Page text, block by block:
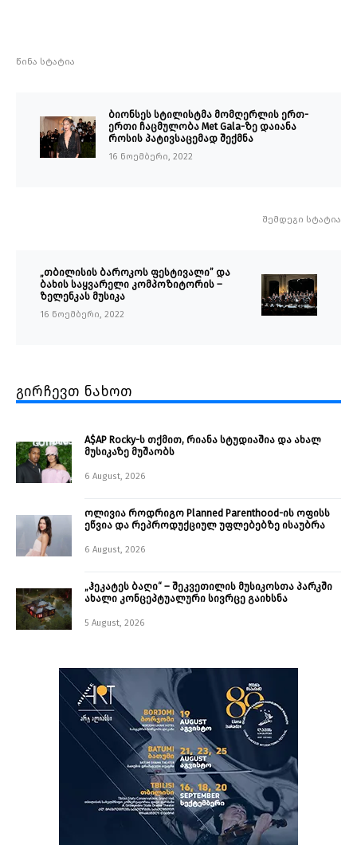
წინა სტატია
ბიონსეს სტილისტმა მომღერლის ერთ-
ერთი ჩაცმულობა Met Gala-ზე დაიანა
როსის პატივსაცემად შექმნა
16 ნოემბერი, 2022
შემდეგი სტატია
„თბილისის ბაროკოს ფესტივალი” და
ბახის საყვარელი კომპოზიტორის –
ზელენკას მუსიკა
16 ნოემბერი, 2022
გირჩევთ ნახოთ
A$AP Rocky-ს თქმით, რიანა სტუდიაშია და ახალ
მუსიკაზე მუშაობს
6 August, 2026
ოლივია როდრიგო Planned Parenthood-ის ოფისს
ეწვია და რეპროდუქციულ უფლებებზე ისაუბრა
6 August, 2026
„ჰეკატეს ბაღი“ – შეკვეთილის მუსიკოსთა პარკში
ახალი კონცეპტუალური სივრცე გაიხსნა ￼
5 August, 2026